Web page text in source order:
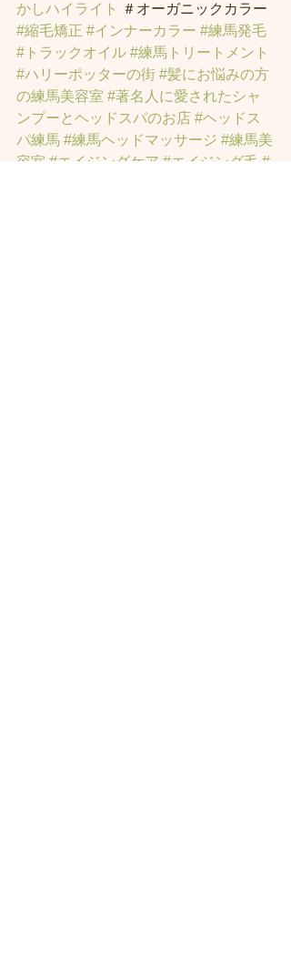
かしハイライト
＃オーガニックカラー
#縮毛矯正 #インナーカラー #練馬発毛
#トラックオイル #練馬トリートメント
#ハリーポッターの街 #髪にお悩みの方
の練馬美容室 #著名人に愛されたシャ
ンプーとヘッドスパのお店 #ヘッドス
パ練馬 #練馬ヘッドマッサージ #練馬美
容室 #エイジングケア #エイジング毛 #